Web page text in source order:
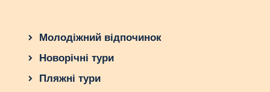
Молодіжний відпочинок
Новорічні тури
Пляжні тури